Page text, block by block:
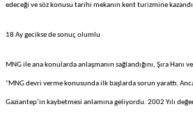
edeceği ve söz konusu tarihi mekanın kent turizmine
18 Ay gecikse de sonuç olumlu
MNG ile ana konularda anlaşmanın sağlandığını, Şıra Hanı
"MNG devri verme konusunda ilk başlarda sorun yarattı.
Gaziantep’in kaybetmesi anlamına geliyordu. 2002 Yılı